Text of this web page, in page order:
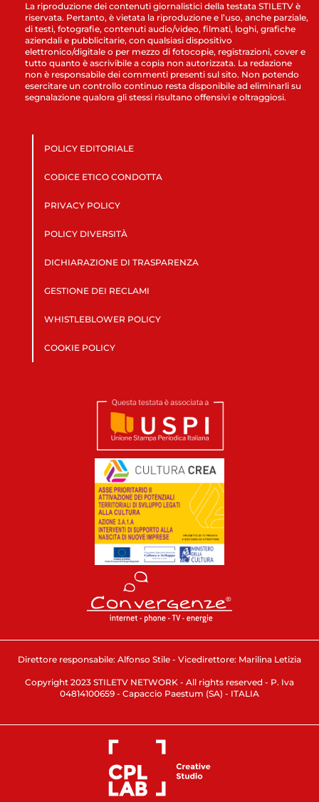
La riproduzione dei contenuti giornalistici della testata STILETV è
riservata. Pertanto, è vietata la riproduzione e l’uso, anche parziale,
di testi, fotografie, contenuti audio/video, filmati, loghi, grafiche
aziendali e pubblicitarie, con qualsiasi dispositivo
elettronico/digitale o per mezzo di fotocopie, registrazioni, cover e
tutto quanto è ascrivibile a copia non autorizzata. La redazione
non è responsabile dei commenti presenti sul sito. Non potendo
esercitare un controllo continuo resta disponibile ad eliminarli su
segnalazione qualora gli stessi risultano offensivi e oltraggiosi.
POLICY EDITORIALE
CODICE ETICO CONDOTTA
PRIVACY POLICY
POLICY DIVERSITÀ
DICHIARAZIONE DI TRASPARENZA
GESTIONE DEI RECLAMI
WHISTLEBLOWER POLICY
COOKIE POLICY
Direttore responsabile: Alfonso Stile - Vicedirettore: Marilina Letizia
Copyright 2023 STILETV NETWORK - All rights reserved - P. Iva
04814100659 - Capaccio Paestum (SA) - ITALIA